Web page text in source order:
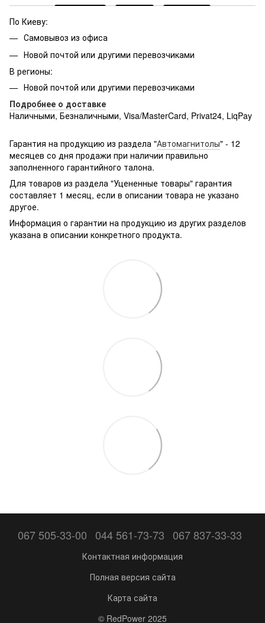
По Киеву:
Самовывоз из офиса
Новой почтой или другими перевозчиками
В регионы:
Новой почтой или другими перевозчиками
Подробнее о доставке
Наличными, Безналичными, Visa/MasterCard, Privat24, LiqPay
g361hhadsek/p3316040/#
Гарантия на продукцию из раздела "Автомагнитолы" - 12
месяцев со дня продажи при наличии правильно
заполненного гарантийного талона.
Для товаров из раздела "Уцененные товары" гарантия
составляет 1 месяц, если в описании товара не указано
другое.
Информация о гарантии на продукцию из других разделов
указана в описании конкретного продукта.
067 505-33-00 044 561-73-73 067 837-33-33
Контактная информация
Полная версия сайта
Карта сайта
© RedPower 2025